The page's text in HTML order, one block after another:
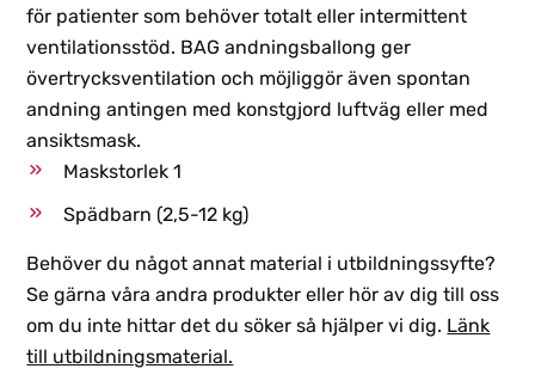
för patienter som behöver totalt eller intermittent
ventilationsstöd. BAG andningsballong ger
övertrycksventilation och möjliggör även spontan
andning antingen med konstgjord luftväg eller med
ansiktsmask.
Maskstorlek 1
Spädbarn (2,5-12 kg)
Behöver du något annat material i utbildningssyfte?
Se gärna våra andra produkter eller hör av dig till oss
om du inte hittar det du söker så hjälper vi dig. Länk
till utbildningsmaterial.